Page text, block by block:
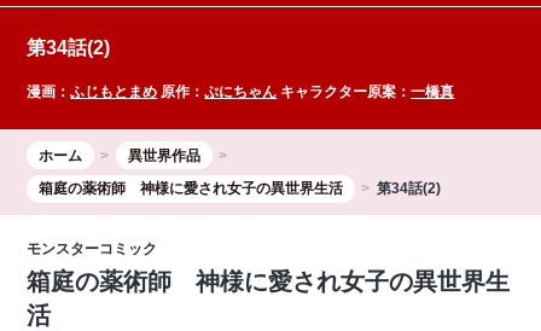
第34話(2)
漫画：ふじもとまめ 原作：ぷにちゃん キャラクター原案：一橋真
ホーム
異世界作品
箱庭の薬術師 神様に愛され女子の異世界生活
第34話(2)
モンスターコミック
箱庭の薬術師 神様に愛され女子の異世界生
活